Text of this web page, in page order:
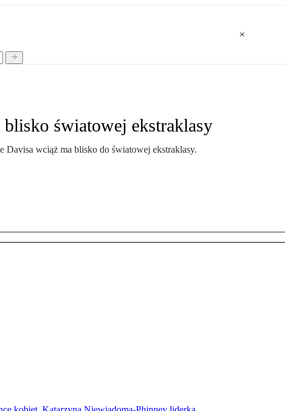
światowej ekstraklasy
Davisa wciąż ma blisko do światowej ekstraklasy.